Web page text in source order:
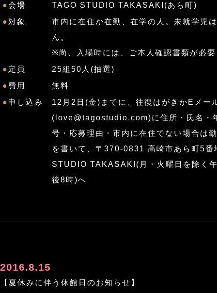
●会場
TAGO STUDIO TAKASAKI(あら町)
●対象
市内に在住か在勤、在学の人。未就学児
ん。
※尚、入場時には、ご本人確認書類が必
● 定員
25組50人(抽選)
● 費用
無料
● 申し込み
12月2日(金)までに、往復はがきかEメー
( love@tagostudio.com)に住所・氏名・
号・応募理由・市内に在住でない場合は
を書いて、〒370-0831 高崎市あら町5番
STUDIO TAKASAKI(月・火曜日を除く
後8時)へ
2016.8.15
【夏休みに伴う休館日のお知らせ】